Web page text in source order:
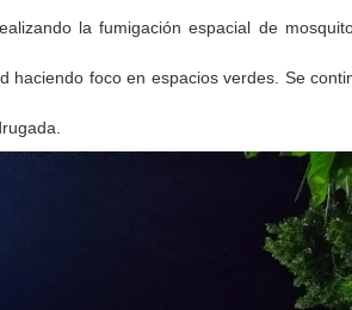
la fumigación espacial de
haciendo foco en espacios verdes. Se